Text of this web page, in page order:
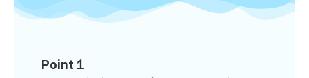
Point１